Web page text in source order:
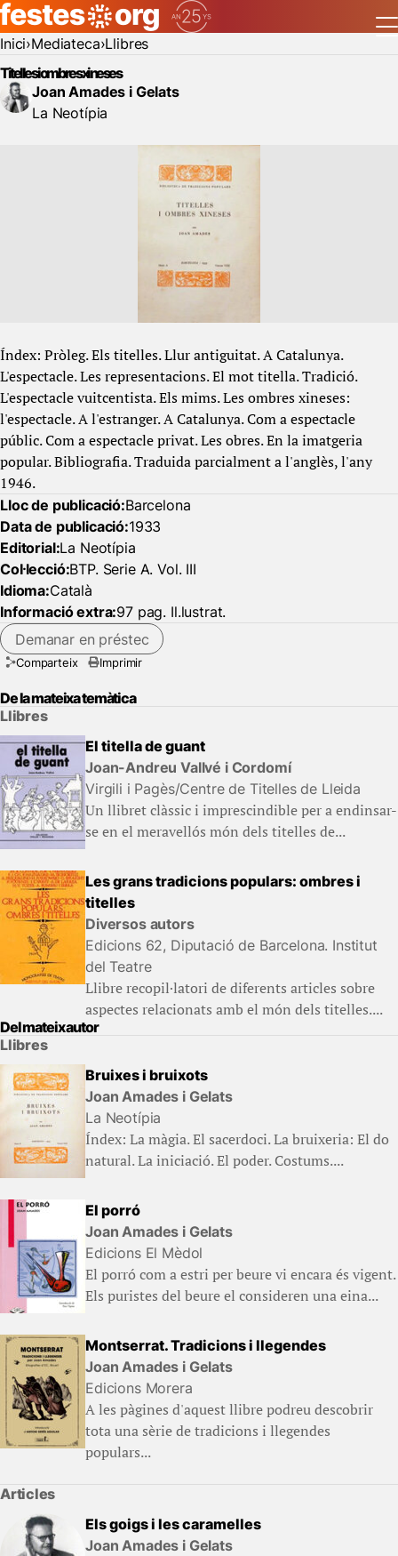
Inici Mediateca Llibres
Titelles i ombres xineses
Joan Amades i Gelats
La Neotípia
Índex: Pròleg. Els titelles. Llur antiguitat. A Catalunya.
L'espectacle. Les representacions. El mot titella. Tradició.
L'espectacle vuitcentista. Els mims. Les ombres xineses:
l'espectacle. A l'estranger. A Catalunya. Com a espectacle
públic. Com a espectacle privat. Les obres. En la imatgeria
popular. Bibliografia. Traduida parcialment a l'anglès, l'any
1946.
Lloc de publicació:Barcelona
Data de publicació:1933
Editorial:La Neotípia
Col·lecció:BTP. Serie A. Vol. III
Idioma:Català
Informació extra:97 pag. Il.lustrat.
Demanar en préstec
Comparteix Imprimir
De la mateixa temàtica
Llibres
El titella de guant
Joan-Andreu Vallvé i Cordomí
Virgili i Pagès/Centre de Titelles de Lleida
Un llibret clàssic i imprescindible per a endinsar-
se en el meravellós món dels titelles de...
Les grans tradicions populars: ombres i
titelles
Diversos autors
Edicions 62, Diputació de Barcelona. Institut
del Teatre
Llibre recopil·latori de diferents articles sobre
aspectes relacionats amb el món dels titelles....
Del mateix autor
Llibres
Bruixes i bruixots
Joan Amades i Gelats
La Neotípia
Índex: La màgia. El sacerdoci. La bruixeria: El do
natural. La iniciació. El poder. Costums....
El porró
Joan Amades i Gelats
Edicions El Mèdol
El porró com a estri per beure vi encara és vigent.
Els puristes del beure el consideren una eina...
Montserrat. Tradicions i llegendes
Joan Amades i Gelats
Edicions Morera
A les pàgines d'aquest llibre podreu descobrir
tota una sèrie de tradicions i llegendes
populars...
Articles
Els goigs i les caramelles
Joan Amades i Gelats